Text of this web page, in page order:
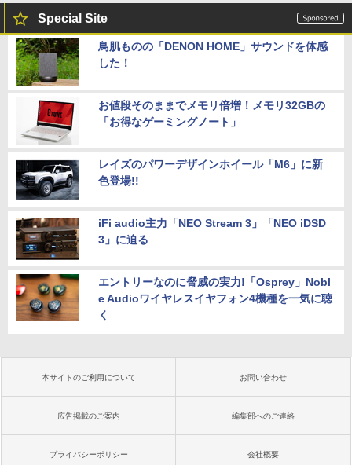
Special Site
鳥肌ものの「DENON HOME」サウンドを体感
した！
お値段そのままでメモリ倍増！メモリ32GBの
「お得なゲーミングノート」
レイズのパワーデザインホイール「M6」に新
色登場!!
iFi audio主力「NEO Stream 3」「NEO iDSD
3」に迫る
エントリーなのに脅威の実力!「Osprey」Nobl
e Audioワイヤレスイヤフォン4機種を一気に聴
く
本サイトのご利用について お問い合わせ
広告掲載のご案内 編集部へのご連絡
プライバシーポリシー 会社概要